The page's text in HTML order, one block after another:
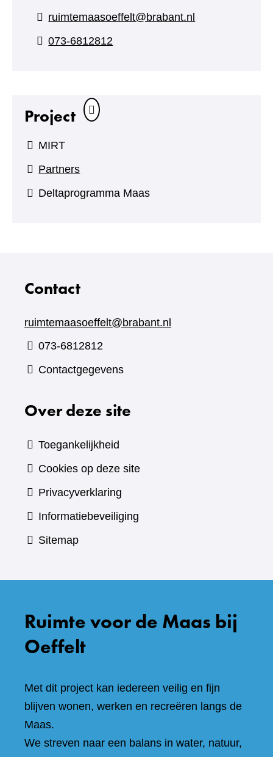
ruimtemaasoeffelt@brabant.nl
073-6812812
Project
MIRT
Partners
Deltaprogramma Maas
Contact
ruimtemaasoeffelt@brabant.nl
073-6812812
Contactgegevens
Over deze site
Toegankelijkheid
Cookies op deze site
Privacyverklaring
Informatiebeveiliging
Sitemap
Ruimte voor de Maas bij
Oeffelt
Met dit project kan iedereen veilig en fijn
blijven wonen, werken en recreëren langs de
Maas.
We streven naar een balans in water, natuur,